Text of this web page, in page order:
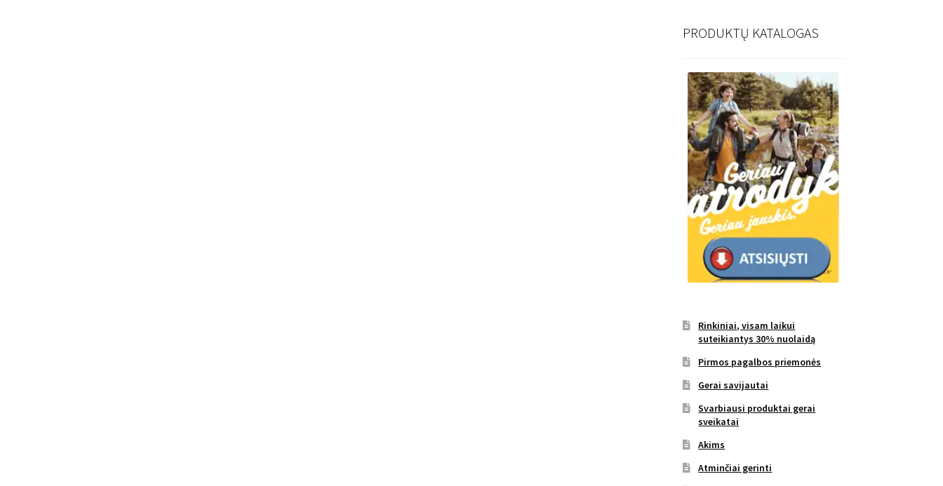
PRODUKTŲ KATALOGAS
Rinkiniai, visam laikui
suteikiantys 30% nuolaidą
Pirmos pagalbos priemonės
Gerai savijautai
Svarbiausi produktai gerai
sveikatai
Akims
Atminčiai gerinti